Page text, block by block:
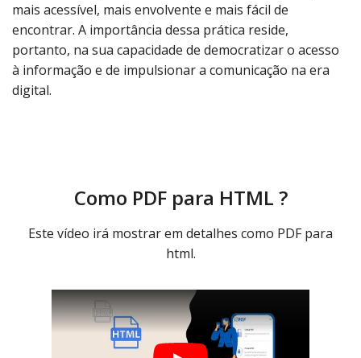
mais acessível, mais envolvente e mais fácil de
encontrar. A importância dessa prática reside,
portanto, na sua capacidade de democratizar o acesso
à informação e de impulsionar a comunicação na era
digital.
Como PDF para HTML ?
Este vídeo irá mostrar em detalhes como PDF para
html.